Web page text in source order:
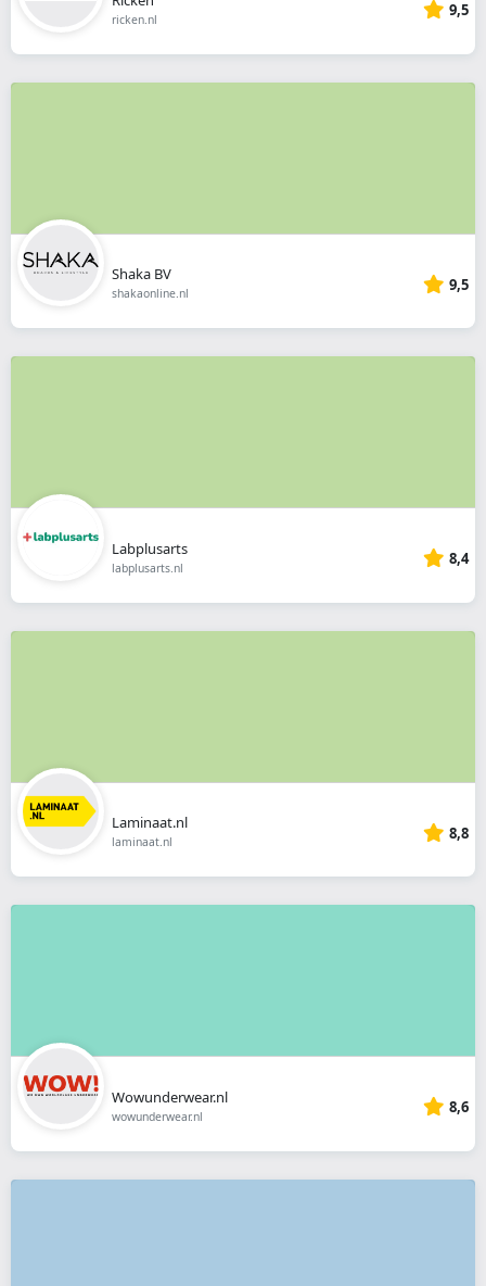
ricken.nl 9,5
Shaka BV
shakaonline.nl 9,5
Labplusarts
labplusarts.nl 8,4
Laminaat.nl
laminaat.nl 8,8
Wowunderwear.nl
wowunderwear.nl 8,6